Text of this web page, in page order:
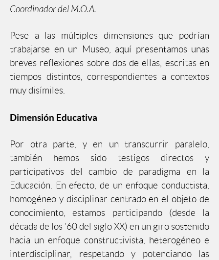
Coordinador del M.O.A.
Pese a las múltiples dimensiones que podrían
trabajarse en un Museo, aquí presentamos unas
breves reflexiones sobre dos de ellas, escritas en
tiempos distintos, correspondientes a contextos
muy disímiles.
Dimensión Educativa
Por otra parte, y en un transcurrir paralelo,
también hemos sido testigos directos y
participativos del cambio de paradigma en la
Educación. En efecto, de un enfoque conductista,
homogéneo y disciplinar centrado en el objeto de
conocimiento, estamos participando (desde la
década de los ’60 del siglo XX) en un giro sostenido
hacia un enfoque constructivista, heterogéneo e
interdisciplinar, respetando y potenciando las